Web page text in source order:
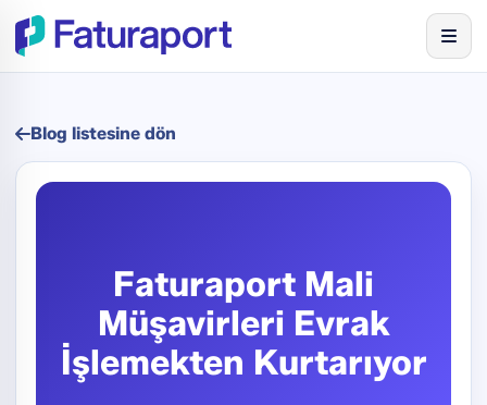
Blog listesine dön
Faturaport Mali
Müşavirleri Evrak
İşlemekten Kurtarıyor